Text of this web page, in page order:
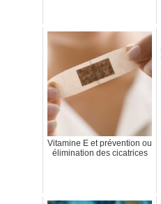
Vitamine E et prévention ou
élimination des cicatrices